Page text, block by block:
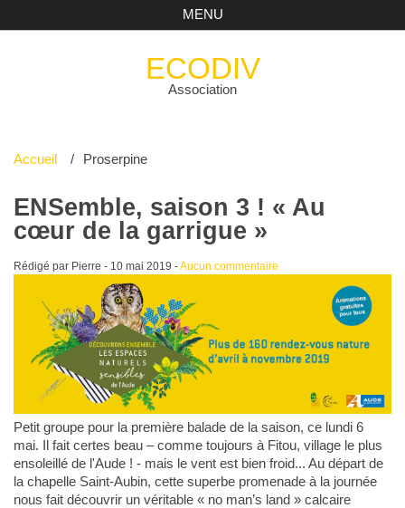
ECODIV
Association
MENU
Accueil Proserpine
ENSemble, saison 3 ! « Au
cœur de la garrigue »
Rédigé par Pierre - 10 mai 2019 -Aucun commentaire
Petit groupe pour la première balade de la saison, ce lundi 6
mai. Il fait certes beau – comme toujours à Fitou, village le plus
ensoleillé de l'Aude ! - mais le vent est bien froid... Au départ de
la chapelle Saint-Aubin, cette superbe promenade à la journée
nous fait découvrir un véritable « no man’s land » calcaire